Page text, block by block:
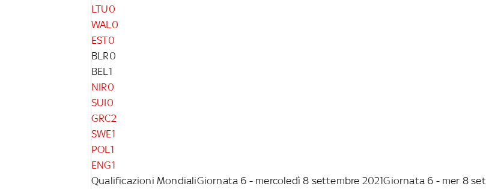
LTU0
WAL 0
EST0
BLR0
BEL 1
NIR0
SUI0
GRC2
SWE1
POL 1
ENG1
Qualificazioni MondialiGiornata 6 - mercoledì 8 settembre 2021Giornata 6 - mer 8 set